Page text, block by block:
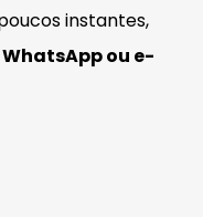
instantes,
WhatsApp ou e-